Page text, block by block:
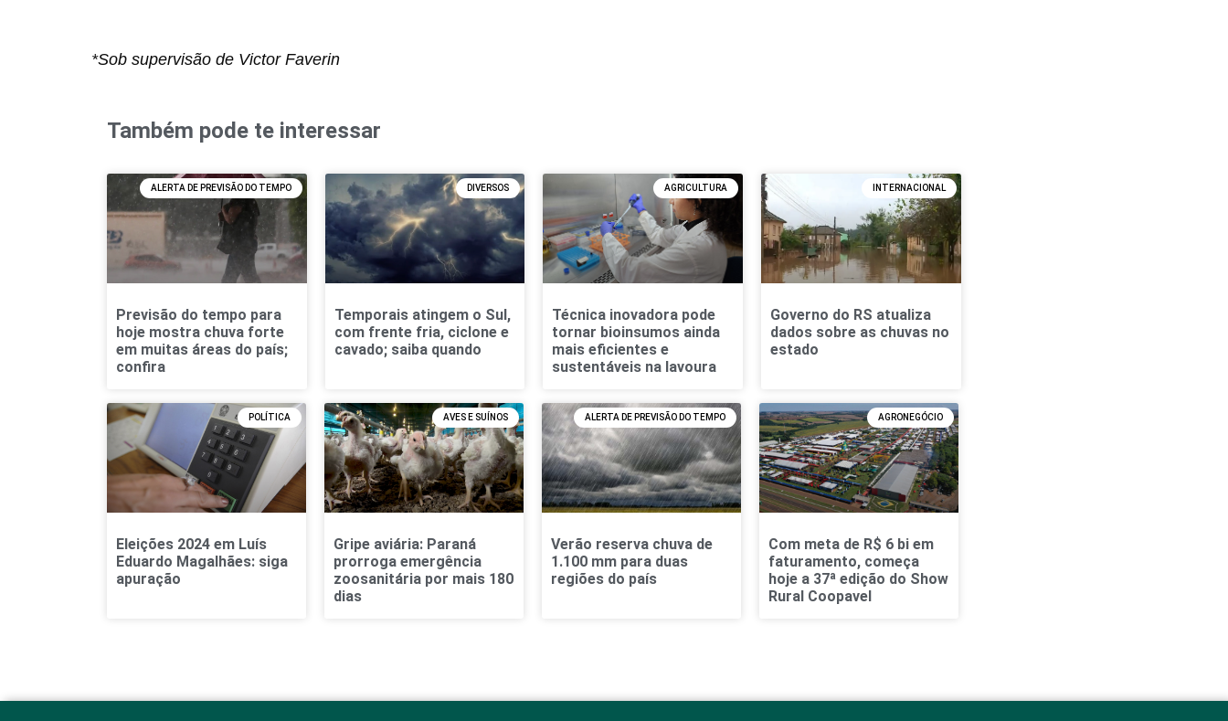
*Sob supervisão de Victor Faverin
Também pode te interessar
ALERTA DE PREVISÃO DO TEMPO
Previsão do tempo para
hoje mostra chuva forte
em muitas áreas do país;
confira
DIVERSOS
Temporais atingem o Sul,
com frente fria, ciclone e
cavado; saiba quando
AGRICULTURA
Técnica inovadora pode
tornar bioinsumos ainda
mais eficientes e
sustentáveis na lavoura
INTERNACIONAL
Governo do RS atualiza
dados sobre as chuvas no
estado
POLÍTICA
Eleições 2024 em Luís
Eduardo Magalhães: siga
apuração
AVES E SUÍNOS
Gripe aviária: Paraná
prorroga emergência
zoosanitária por mais 180
dias
ALERTA DE PREVISÃO DO TEMPO
Verão reserva chuva de
1.100 mm para duas
regiões do país
AGRONEGÓCIO
Com meta de R$ 6 bi em
faturamento, começa
hoje a 37ª edição do Show
Rural Coopavel